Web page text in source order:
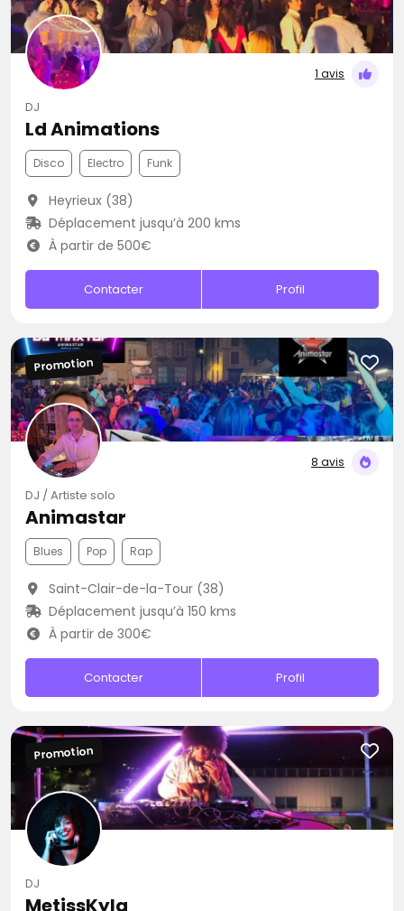
1 avis
DJ
Ld Animations
Disco Electro Funk
Heyrieux (38)
Déplacement jusqu’à 200 kms
À partir de 500€
Contacter Profil
8 avis
Promotion
DJ / Artiste solo
Animastar
Blues Pop Rap
Saint-Clair-de-la-Tour (38)
Déplacement jusqu’à 150 kms
À partir de 300€
Contacter Profil
Promotion
DJ
MetissKyla